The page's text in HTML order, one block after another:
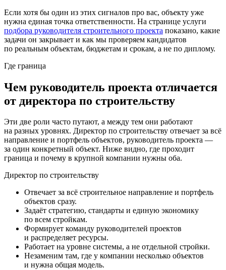
Если хотя бы один из этих сигналов про вас, объекту уже
нужна единая точка ответственности. На странице услуги
подбора руководителя строительного проекта показано, какие
задачи он закрывает и как мы проверяем кандидатов
по реальным объектам, бюджетам и срокам, а не по диплому.
Где граница
Чем руководитель проекта отличается
от директора по строительству
Эти две роли часто путают, а между тем они работают
на разных уровнях. Директор по строительству отвечает за всё
направление и портфель объектов, руководитель проекта —
за один конкретный объект. Ниже видно, где проходит
граница и почему в крупной компании нужны оба.
Директор по строительству
Отвечает за всё строительное направление и портфель
объектов сразу.
Задаёт стратегию, стандарты и единую экономику
по всем стройкам.
Формирует команду руководителей проектов
и распределяет ресурсы.
Работает на уровне системы, а не отдельной стройки.
Незаменим там, где у компании несколько объектов
и нужна общая модель.